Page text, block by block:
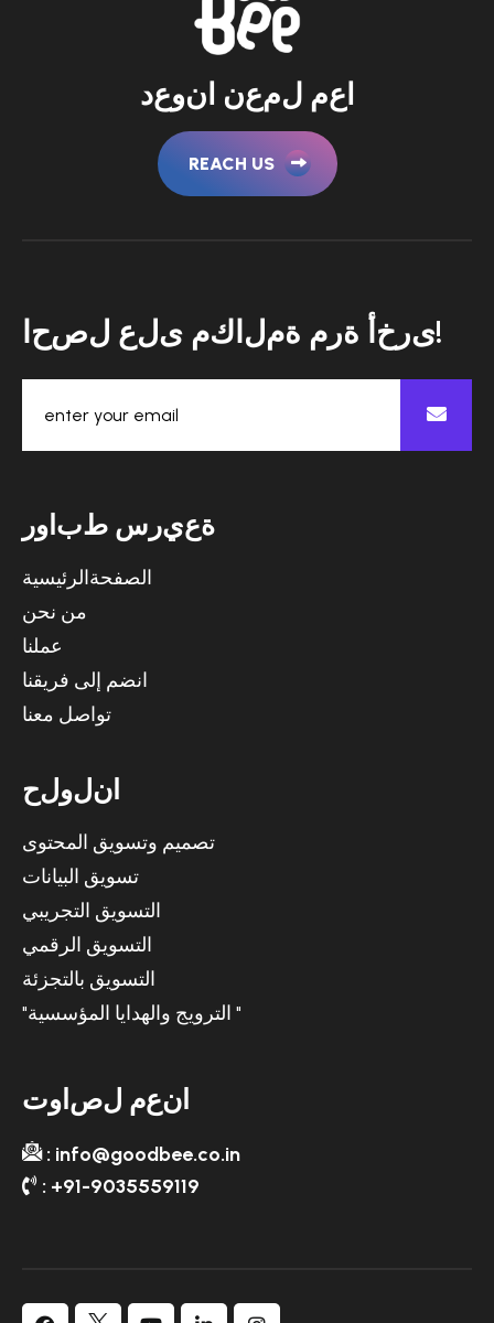
دعون نعمل مع
REACH US
حصل على مك لمة م رة أ خ رى!
رو بط س ريعة
الصفحةالرئيسية
من نحن
عملنا
انضم إلى فريقنا
تواصل معنا
حلولن
تصميم وتسويق المحتوى
تسويق البيانات
التسويق التجريبي
التسويق الرقمي
التسويق بالتجزئة
"الترويج والهدايا المؤسسية "
تو صل معن
: info@goodbee.co.in
: +91-9035559119